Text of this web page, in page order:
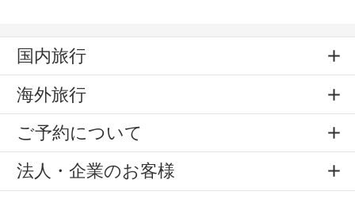
国内旅行
海外旅行
ご予約について
法人・企業のお客様